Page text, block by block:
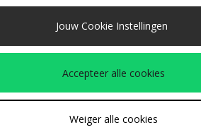
Jouw Cookie Instellingen
Accepteer alle cookies
Weiger alle cookies